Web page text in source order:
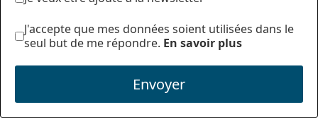
J'accepte que mes données soient utilisées dans le
seul but de me répondre. En savoir plus
Envoyer